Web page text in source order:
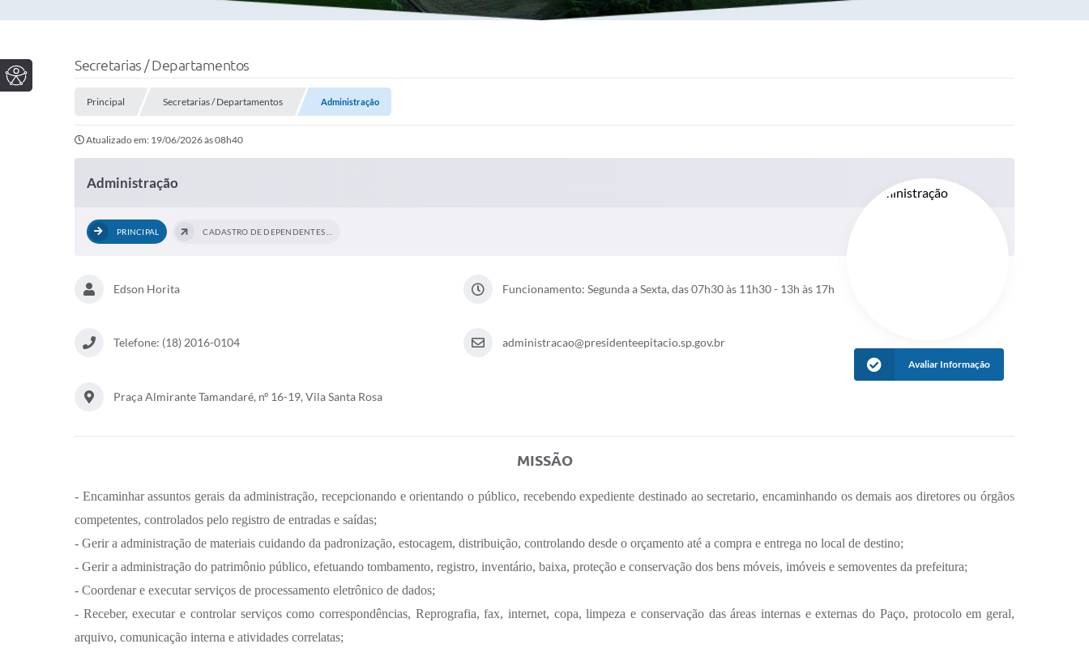
Secretarias / Departamentos
Principal Secretarias / Departamentos Administração
Atualizado em: 19/06/2026 às 08h40
Administração
PRINCIPAL
Edson Horita Funcionamento: Segunda a Sexta, das 07h30 às 11h30 - 13h às 17h
Telefone: (18) 2016-0104 administracao@presidenteepitacio.sp.gov.br
Praça Almirante Tamandaré, nº 16-19, Vila Santa Rosa
Avaliar Informação
MISSÃO
- Encaminhar assuntos gerais da administração, recepcionando e orientando o público, recebendo expediente destinado ao secretario, encaminhando os demais aos diretores ou órgãos
competentes, controlados pelo registro de entradas e saídas;
- Gerir a administração de materiais cuidando da padronização, estocagem, distribuição, controlando desde o orçamento até a compra e entrega no local de destino;
- Gerir a administração do patrimônio público, efetuando tombamento, registro, inventário, baixa, proteção e conservação dos bens móveis, imóveis e semoventes da prefeitura;
- Coordenar e executar serviços de processamento eletrônico de dados;
- Receber, executar e controlar serviços como correspondências, Reprografia, fax, internet, copa, limpeza e conservação das áreas internas e externas do Paço, protocolo em geral,
arquivo, comunicação interna e atividades correlatas;